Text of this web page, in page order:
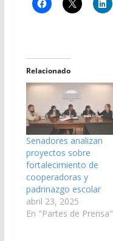
Relacionado
Senadores analizan
proyectos sobre
fortalecimiento de
cooperadoras y
padrinazgo escolar
abril 23, 2025
En "Partes de Prensa"